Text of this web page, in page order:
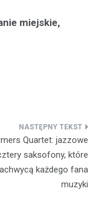
miejskie,
Quartet: jazzowe
saksofony, które
każdego fana
muzyki